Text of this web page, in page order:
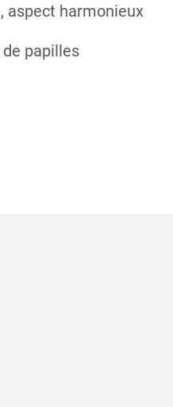
aspect harmonieux
papilles